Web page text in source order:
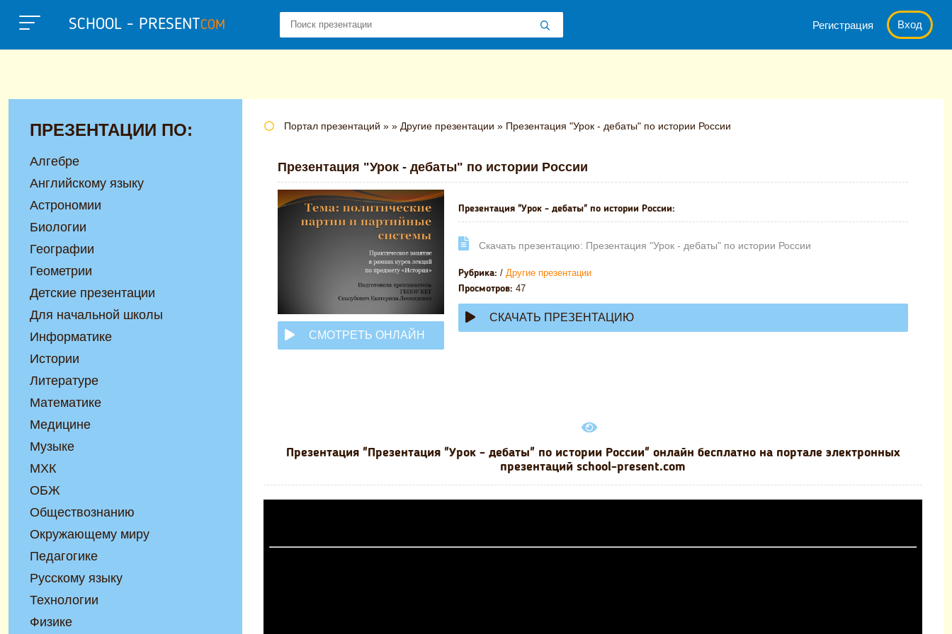
SCHOOL - PRESENTCOM Регистрация Вход
Портал презентаций » » Другие презентации » Презентация "Урок - дебаты" по истории России
Презентация "Урок - дебаты" по истории России
СМОТРЕТЬ ОНЛАЙН
Презентация "Урок - дебаты" по истории России:
Cкачать презентацию: Презентация "Урок - дебаты" по истории России
Рубрика: / Другие презентации
Просмотров: 47
СКАЧАТЬ ПРЕЗЕНТАЦИЮ
Презентация "Презентация "Урок - дебаты" по истории России" онлайн бесплатно на портале электронных
презентаций school-present.com
ПРЕЗЕНТАЦИИ ПО:
Алгебре
Английскому языку
Астрономии
Биологии
Географии
Геометрии
Детские презентации
Для начальной школы
Информатике
Истории
Литературе
Математике
Медицине
Музыке
МХК
ОБЖ
Обществознанию
Окружающему миру
Педагогике
Русскому языку
Технологии
Физике